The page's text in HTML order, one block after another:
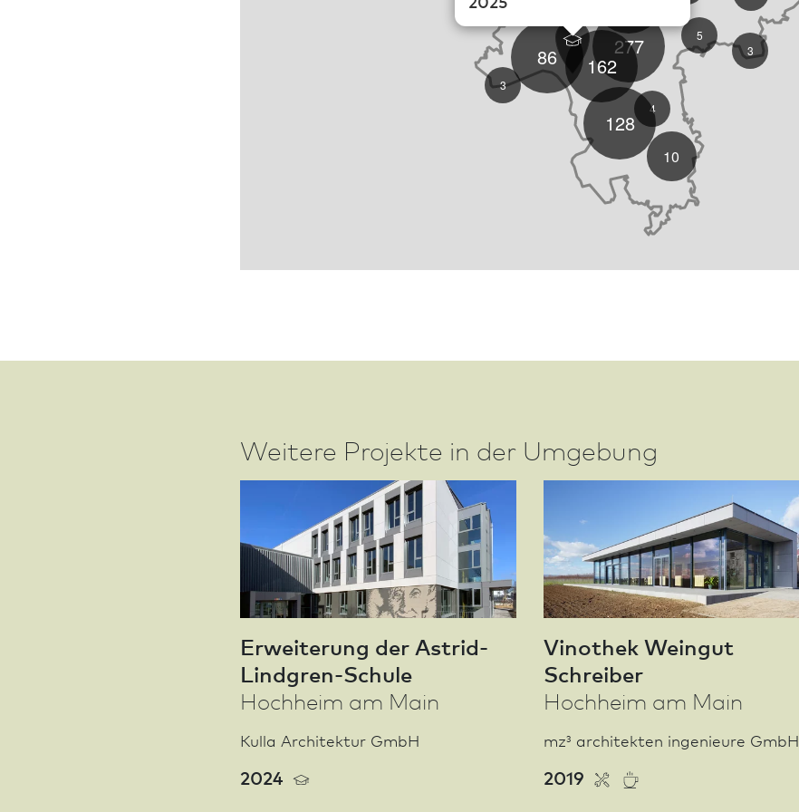
3
4
10
128
3
86
5
162
277
Weitere Projekte in der Umgebung
Erweiterung der Astrid-
Lindgren-Schule
Hochheim am Main
Kulla Archi­tektur GmbH
2024
Vinothek Weingut
Schreiber
Hochheim am Main
mz³ architekten ingenieure GmbH
2019